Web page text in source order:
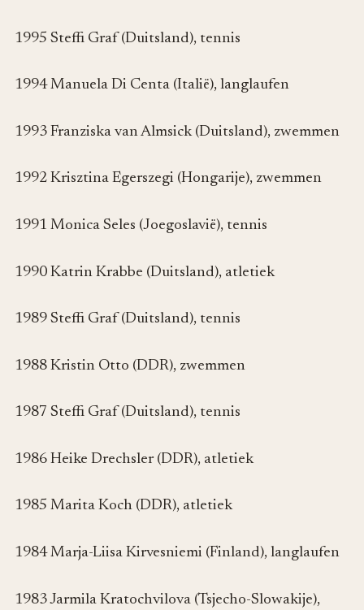
1995 Steffi Graf (Duitsland), tennis
1994 Manuela Di Centa (Italië), langlaufen
1993 Franziska van Almsick (Duitsland), zwemmen
1992 Krisztina Egerszegi (Hongarije), zwemmen
1991 Monica Seles (Joegoslavië), tennis
1990 Katrin Krabbe (Duitsland), atletiek
1989 Steffi Graf (Duitsland), tennis
1988 Kristin Otto (DDR), zwemmen
1987 Steffi Graf (Duitsland), tennis
1986 Heike Drechsler (DDR), atletiek
1985 Marita Koch (DDR), atletiek
1984 Marja-Liisa Kirvesniemi (Finland), langlaufen
1983 Jarmila Kratochvilova (Tsjecho-Slowakije),